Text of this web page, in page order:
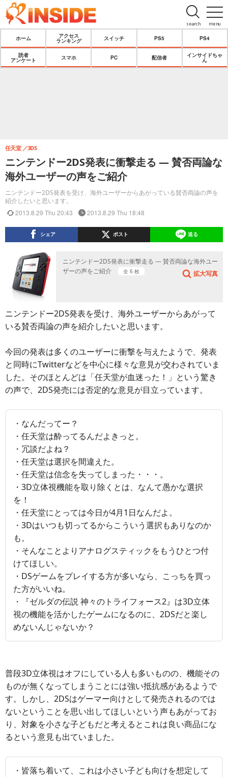
menu
search
ホーム
アクセス
ランキング
スイッチ PS5 PS4
読者
アンケート
スマホ PC 配信者
インサイドちゃ
ん
ニンテンドー2DS発表に衝撃走る ― 賛否両論な
海外ユーザーの声をご紹介
ニンテンドー2DS発表を受け、海外ユーザーからあがっている賛否両論の声を
紹介したいと思います。
任天堂 3DS
2013.8.29 Thu 20:43 2013.8.29 Thu 18:48
シェア ポスト 送る
ニンテンドー2DS発表に衝撃走る ― 賛否両論な海外ユー
ザーの声をご紹介
全 6 枚 拡大写真
ニンテンドー2DS発表を受け、海外ユーザーからあがって
いる賛否両論の声を紹介したいと思います。
今回の発表は多くのユーザーに衝撃を与えたようで、発表
と同時にTwitterなどを中心に様々な意見が交わされていま
した。そのほとんどは「任天堂が血迷った！」という驚き
の声で、2DS発売には否定的な意見が目立っています。
・なんだってー？
・任天堂は酔ってるんだよきっと。
・冗談だよね？
・任天堂は選択を間違えた。
・任天堂は信念を失ってしまった・・・。
・3D立体視機能を取り除くとは、なんて愚かな選択
を！
・任天堂にとっては今日が4月1日なんだよ。
・3Dはいつも切ってるからこういう選択もありなのか
も。
・そんなことよりアナログスティックをもうひとつ付
けてほしい。
・DSゲームをプレイする方が多いなら、こっちを買っ
た方がいいね。
・『ゼルダの伝説 神々のトライフォース2』は3D立体
視の機能を活かしたゲームになるのに、2DSだと楽し
めないんじゃないか？
普段3D立体視はオフにしている人も多いものの、機能その
ものが無くなってしまうことには強い抵抗感があるようで
す。しかし、2DSはゲーマー向けとして発売されるのでは
ないということを思い出してほしいという声もあがってお
り、対象を小さな子どもだと考えるとこれは良い商品にな
るという意見も出ていました。
・皆落ち着いて、これは小さい子ども向けを想定して